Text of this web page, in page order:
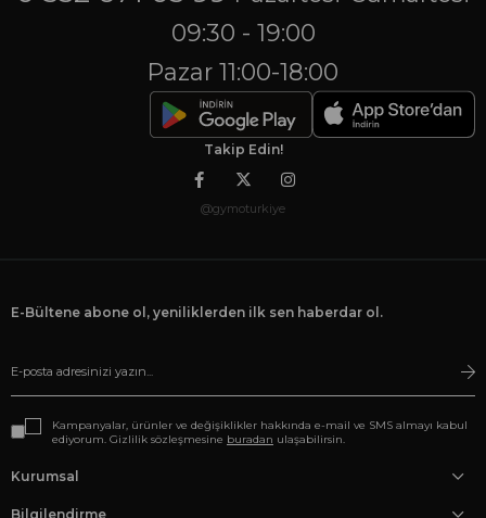
09:30 - 19:00
Pazar 11:00-18:00
Takip Edin!
@gymoturkiye
E-Bültene abone ol, yeniliklerden ilk sen haberdar ol.
Kampanyalar, ürünler ve değişiklikler hakkında e-mail ve SMS almayı kabul
ediyorum. Gizlilik sözleşmesine buradan ulaşabilirsin.
Kurumsal
Bilgilendirme